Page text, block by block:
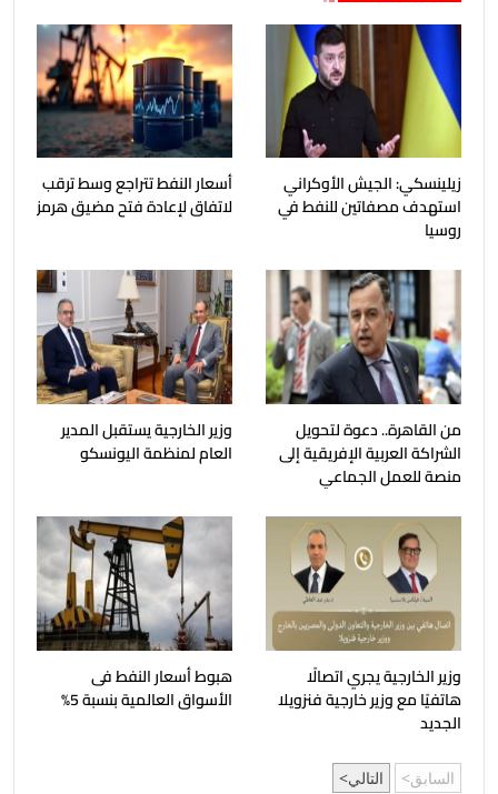
زيلينسكي: الجيش الأوكراني
استهدف مصفاتين للنفط في
روسيا
أسعار النفط تتراجع وسط ترقب
لاتفاق لإعادة فتح مضيق هرمز
من القاهرة.. دعوة لتحويل
الشراكة العربية الإفريقية إلى
منصة للعمل الجماعي
وزير الخارجية يستقبل المدير
العام لمنظمة اليونسكو
وزير الخارجية يجري اتصالًا
هاتفيًا مع وزير خارجية فنزويلا
الجديد
هبوط أسعار النفط فى
الأسواق العالمية بنسبة 5%
السابق التالي